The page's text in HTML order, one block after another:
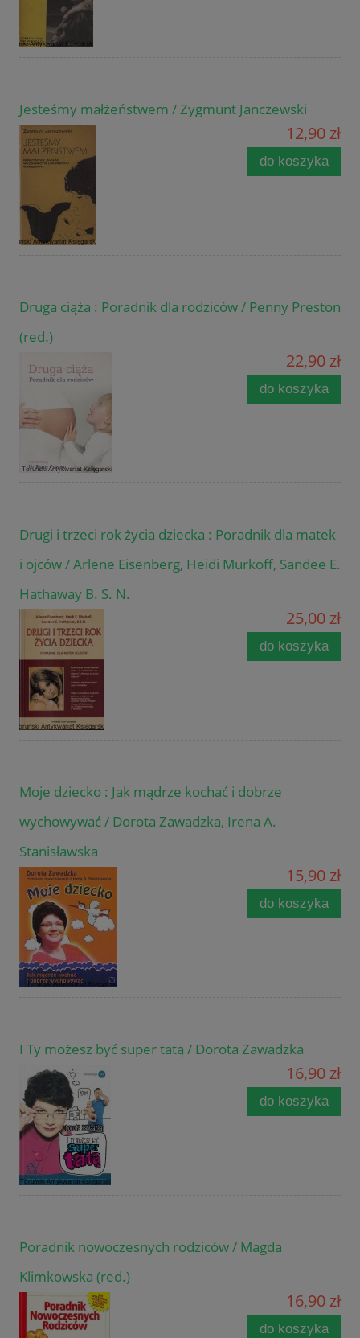
Jesteśmy małżeństwem / Zygmunt Janczewski
12,90 zł
do koszyka
Druga ciąża : Poradnik dla rodziców / Penny Preston
(red.)
22,90 zł
do koszyka
Drugi i trzeci rok życia dziecka : Poradnik dla matek
i ojców / Arlene Eisenberg, Heidi Murkoff, Sandee E.
Hathaway B. S. N.
25,00 zł
do koszyka
Moje dziecko : Jak mądrze kochać i dobrze
wychowywać / Dorota Zawadzka, Irena A.
Stanisławska
15,90 zł
do koszyka
I Ty możesz być super tatą / Dorota Zawadzka
16,90 zł
do koszyka
Poradnik nowoczesnych rodziców / Magda
Klimkowska (red.)
16,90 zł
do koszyka